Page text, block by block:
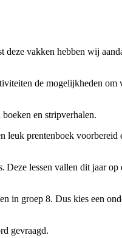
vakken hebben wij
de mogelijkheden om
en stripverhalen.
leuk prentenboek voorbereid
lessen vallen dit jaar
in groep 8. Dus kies een
gevraagd.